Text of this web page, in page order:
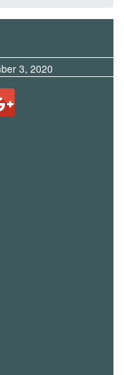
3, 2020